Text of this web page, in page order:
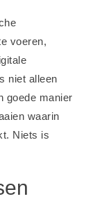
voeren,
niet alleen
goede manier
waarin
Niets is